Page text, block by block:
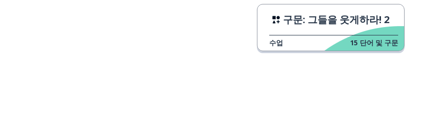
구문: 그들을 웃게하라! 2
수업 15 단어 및 구문